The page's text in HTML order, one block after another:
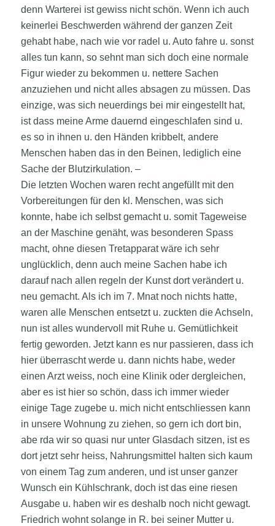
denn Warterei ist gewiss nicht schön. Wenn ich auch
keinerlei Beschwerden während der ganzen Zeit
gehabt habe, nach wie vor radel u. Auto fahre u. sonst
alles tun kann, so sehnt man sich doch eine normale
Figur wieder zu bekommen u. nettere Sachen
anzuziehen und nicht alles absagen zu müssen. Das
einzige, was sich neuerdings bei mir eingestellt hat,
ist dass meine Arme dauernd eingeschlafen sind u.
es so in ihnen u. den Händen kribbelt, andere
Menschen haben das in den Beinen, lediglich eine
Sache der Blutzirkulation. –
Die letzten Wochen waren recht angefüllt mit den
Vorbereitungen für den kl. Menschen, was sich
konnte, habe ich selbst gemacht u. somit Tageweise
an der Maschine genäht, was besonderen Spass
macht, ohne diesen Tretapparat wäre ich sehr
unglücklich, denn auch meine Sachen habe ich
darauf nach allen regeln der Kunst dort verändert u.
neu gemacht. Als ich im 7. Mnat noch nichts hatte,
waren alle Menschen entsetzt u. zuckten die Achseln,
nun ist alles wundervoll mit Ruhe u. Gemütlichkeit
fertig geworden. Jetzt kann es nur passieren, dass ich
hier überrascht werde u. dann nichts habe, weder
einen Arzt weiss, noch eine Klinik oder dergleichen,
aber es ist hier so schön, dass ich immer wieder
einige Tage zugebe u. mich nicht entschliessen kann
in unsere Wohnung zu ziehen, so gern ich dort bin,
abe rda wir so quasi nur unter Glasdach sitzen, ist es
dort jetzt sehr heiss, Nahrungsmittel halten sich kaum
von einem Tag zum anderen, und ist unser ganzer
Wunsch ein Kühlschrank, doch ist das eine riesen
Ausgabe u. haben wir es deshalb noch nicht gewagt.
Friedrich wohnt solange in R. bei seiner Mutter u.